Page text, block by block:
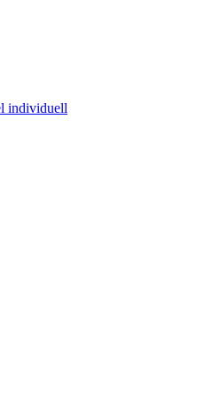
individuell